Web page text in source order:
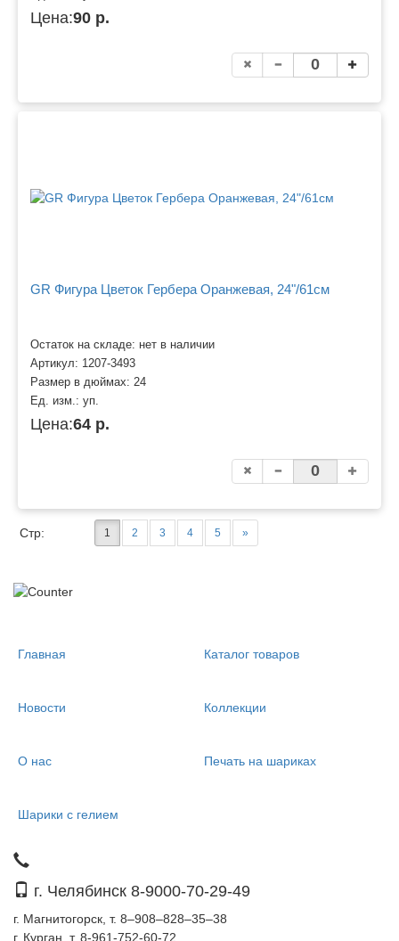
Цена:90 р.
GR Фигура Цветок Гербера Оранжевая, 24"/61см
Остаток на складе: нет в наличии
Артикул: 1207-3493
Размер в дюймах: 24
Ед. изм.: уп.
Цена:64 р.
Стр: 1 2 3 4 5 »
Главная Каталог товаров
Новости Коллекции
О нас Печать на шариках
Шарики с гелием
г. Челябинск 8-9000-70-29-49
г. Магнитогорск, т. 8–908–828–35–38
г. Курган, т. 8-961-752-60-72